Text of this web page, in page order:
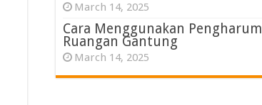
March 14, 2025
Cara Menggunakan Pengharum
Ruangan Gantung
March 14, 2025